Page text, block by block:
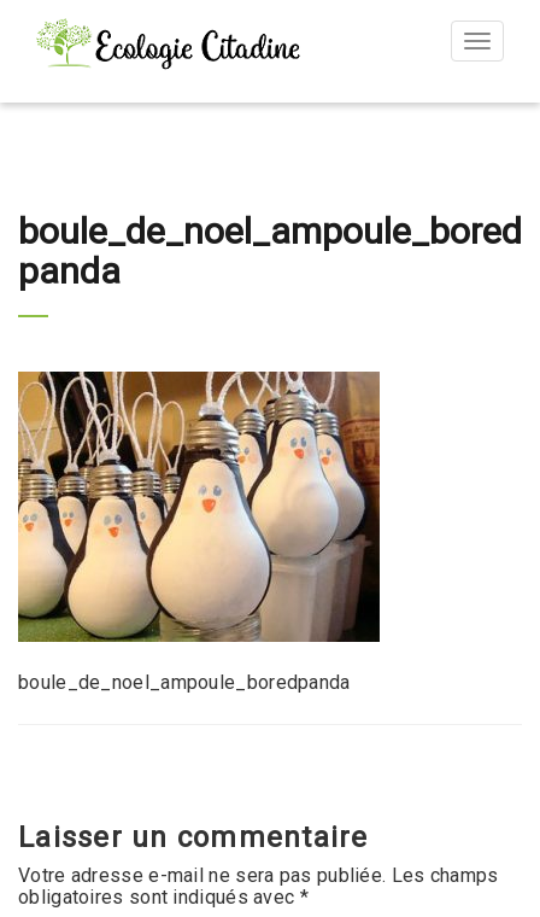
Toggle
boule_de_noel_ampoule_bored
panda
boule_de_noel_ampoule_boredpanda
Laisser un commentaire
Votre adresse e-mail ne sera pas publiée. Les champs
obligatoires sont indiqués avec *